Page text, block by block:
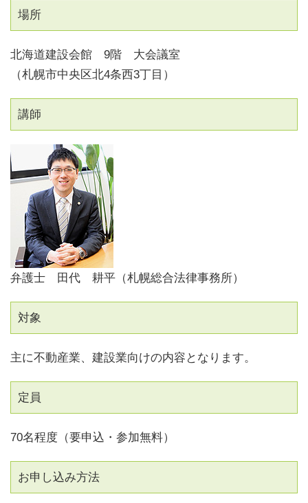
場所
北海道建設会館 9階 大会議室
（札幌市中央区北4条西3丁目）
講師
弁護士 田代 耕平（札幌総合法律事務所）
対象
主に不動産業、建設業向けの内容となります。
定員
70名程度（要申込・参加無料）
お申し込み方法